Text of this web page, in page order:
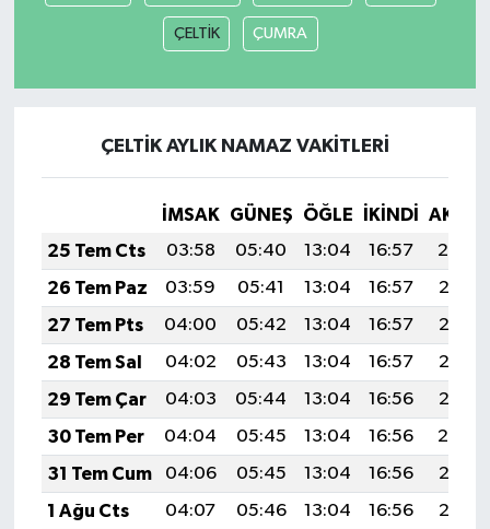
ÇELTİK ÇUMRA
ÇELTİK AYLIK NAMAZ VAKITLERI
İMSAK GÜNEŞ ÖĞLE İKINDI
25 Tem Cts
03:58 05:40 13:04 16:57
20:19
26 Tem Paz
03:59 05:41 13:04 16:57
20:18
27 Tem Pts
04:00 05:42 13:04 16:57
20:17
28 Tem Sal
04:02 05:43 13:04 16:57
20:16
29 Tem Çar
04:03 05:44 13:04 16:56
20:15
30 Tem Per
04:04 05:45 13:04 16:56
20:14
31 Tem Cum
04:06 05:45 13:04 16:56
20:13
1 Ağu Cts
04:07 05:46 13:04 16:56
20:12